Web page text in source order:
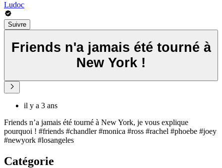
Ludoc
Suivre
Friends n'a jamais été tourné à
New York !
il y a 3 ans
Friends n’a jamais été tourné à New York, je vous explique
pourquoi ! #friends #chandler #monica #ross #rachel #phoebe #joey
#newyork #losangeles
Catégorie